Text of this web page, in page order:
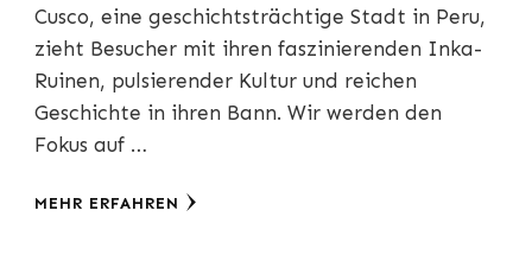
Cusco, eine geschichtsträchtige Stadt in Peru,
zieht Besucher mit ihren faszinierenden Inka-
Ruinen, pulsierender Kultur und reichen
Geschichte in ihren Bann. Wir werden den
Fokus auf …
MEHR ERFAHREN